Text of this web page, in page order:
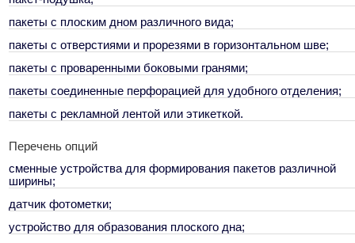
пакеты с плоским дном различного вида;
пакеты с отверстиями и прорезями в горизонтальном шве;
пакеты с проваренными боковыми гранями;
пакеты соединенные перфорацией для удобного отделения;
пакеты с рекламной лентой или этикеткой.
Перечень опций
сменные устройства для формирования пакетов различной
ширины;
датчик фотометки;
устройство для образования плоского дна;